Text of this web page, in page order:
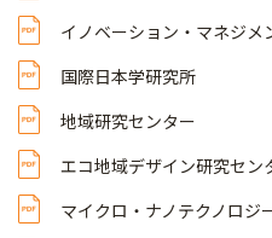
イノベーション・マネジメ
国際日本学研究所
地域研究センター
エコ地域デザイン研究セン
マイクロ・ナノテクノロジ